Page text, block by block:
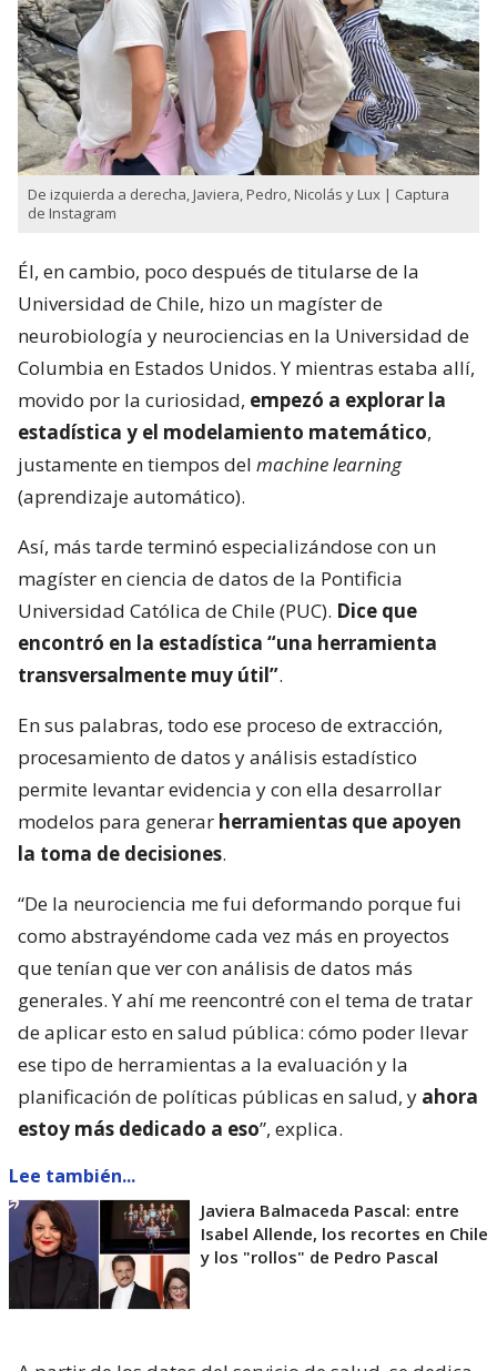
De izquierda a derecha, Javiera, Pedro, Nicolás y Lux | Captura
de Instagram
Él, en cambio, poco después de titularse de la
Universidad de Chile, hizo un magíster de
neurobiología y neurociencias en la Universidad de
Columbia en Estados Unidos. Y mientras estaba allí,
movido por la curiosidad, empezó a explorar la
estadística y el modelamiento matemático,
justamente en tiempos del machine learning
(aprendizaje automático).
Así, más tarde terminó especializándose con un
magíster en ciencia de datos de la Pontificia
Universidad Católica de Chile (PUC). Dice que
encontró en la estadística “una herramienta
transversalmente muy útil”.
En sus palabras, todo ese proceso de extracción,
procesamiento de datos y análisis estadístico
permite levantar evidencia y con ella desarrollar
modelos para generar herramientas que apoyen
la toma de decisiones.
“De la neurociencia me fui deformando porque fui
como abstrayéndome cada vez más en proyectos
que tenían que ver con análisis de datos más
generales. Y ahí me reencontré con el tema de tratar
de aplicar esto en salud pública: cómo poder llevar
ese tipo de herramientas a la evaluación y la
planificación de políticas públicas en salud, y ahora
estoy más dedicado a eso”, explica.
Lee también...
Javiera Balmaceda Pascal: entre
Isabel Allende, los recortes en Chile
y los "rollos" de Pedro Pascal